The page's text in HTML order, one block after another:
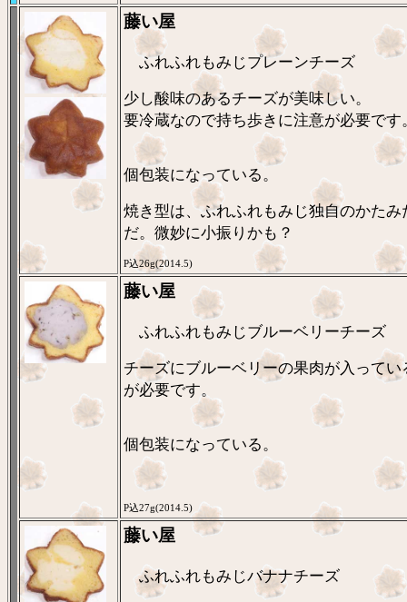
藤い屋
ふれふれもみじプレーンチーズ
少し酸味のあるチーズが美味しい。
要冷蔵なので持ち歩きに注意が必要です
個包装になっている。
焼き型は、ふれふれもみじ独自のかたみ
だ。微妙に小振りかも？
P込26g(2014.5)
藤い屋
ふれふれもみじブルーベリーチーズ
チーズにブルーベリーの果肉が入ってい
が必要です。
個包装になっている。
P込27g(2014.5)
藤い屋
ふれふれもみじバナナチーズ